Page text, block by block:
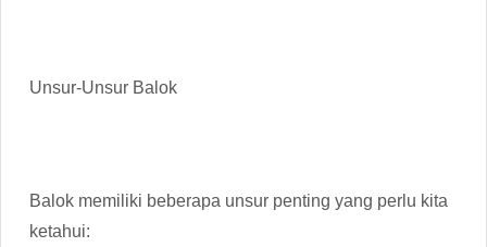
Unsur-Unsur Balok
Balok memiliki beberapa unsur penting yang perlu kita
ketahui: